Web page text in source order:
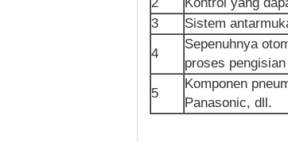
3
Sistem
4
Sepenuhnya
proses
5
Komponen
Panasonic, dll.